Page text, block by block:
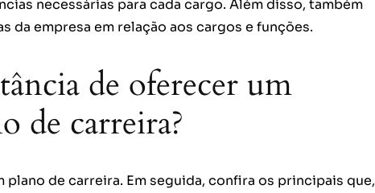
necessárias para cada cargo. Além disso, também
da empresa em relação aos cargos e funções.
de oferecer um
de carreira?
de carreira. Em seguida, confira os principais que,